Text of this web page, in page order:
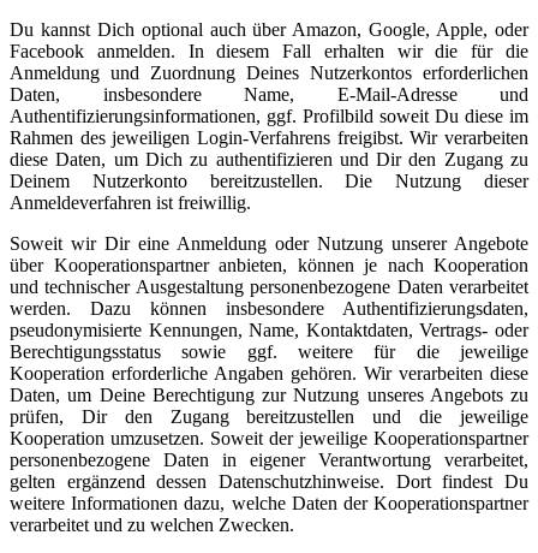
Du kannst Dich optional auch über Amazon, Google, Apple, oder
Facebook anmelden. In diesem Fall erhalten wir die für die
Anmeldung und Zuordnung Deines Nutzerkontos erforderlichen
Daten, insbesondere Name, E-Mail-Adresse und
Authentifizierungsinformationen, ggf. Profilbild soweit Du diese im
Rahmen des jeweiligen Login-Verfahrens freigibst. Wir verarbeiten
diese Daten, um Dich zu authentifizieren und Dir den Zugang zu
Deinem Nutzerkonto bereitzustellen. Die Nutzung dieser
Anmeldeverfahren ist freiwillig.
Soweit wir Dir eine Anmeldung oder Nutzung unserer Angebote
über Kooperationspartner anbieten, können je nach Kooperation
und technischer Ausgestaltung personenbezogene Daten verarbeitet
werden. Dazu können insbesondere Authentifizierungsdaten,
pseudonymisierte Kennungen, Name, Kontaktdaten, Vertrags- oder
Berechtigungsstatus sowie ggf. weitere für die jeweilige
Kooperation erforderliche Angaben gehören. Wir verarbeiten diese
Daten, um Deine Berechtigung zur Nutzung unseres Angebots zu
prüfen, Dir den Zugang bereitzustellen und die jeweilige
Kooperation umzusetzen. Soweit der jeweilige Kooperationspartner
personenbezogene Daten in eigener Verantwortung verarbeitet,
gelten ergänzend dessen Datenschutzhinweise. Dort findest Du
weitere Informationen dazu, welche Daten der Kooperationspartner
verarbeitet und zu welchen Zwecken.